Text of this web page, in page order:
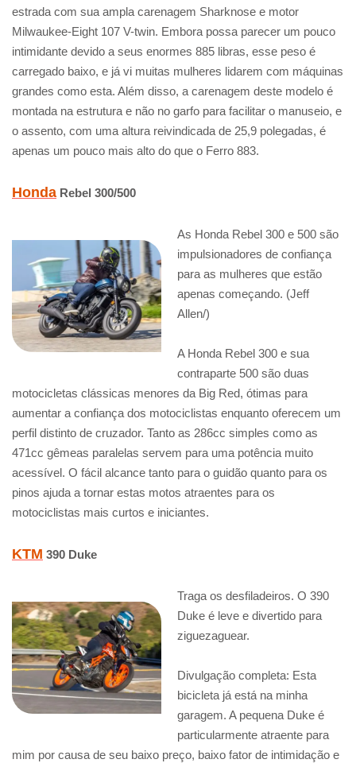
estrada com sua ampla carenagem Sharknose e motor
Milwaukee-Eight 107 V-twin. Embora possa parecer um pouco
intimidante devido a seus enormes 885 libras, esse peso é
carregado baixo, e já vi muitas mulheres lidarem com máquinas
grandes como esta. Além disso, a carenagem deste modelo é
montada na estrutura e não no garfo para facilitar o manuseio, e
o assento, com uma altura reivindicada de 25,9 polegadas, é
apenas um pouco mais alto do que o Ferro 883.
Honda Rebel 300/500
As Honda Rebel 300 e 500 são
impulsionadores de confiança
para as mulheres que estão
apenas começando. (Jeff
Allen/)
A Honda Rebel 300 e sua
contraparte 500 são duas
motocicletas clássicas menores da Big Red, ótimas para
aumentar a confiança dos motociclistas enquanto oferecem um
perfil distinto de cruzador. Tanto as 286cc simples como as
471cc gêmeas paralelas servem para uma potência muito
acessível. O fácil alcance tanto para o guidão quanto para os
pinos ajuda a tornar estas motos atraentes para os
motociclistas mais curtos e iniciantes.
KTM 390 Duke
Traga os desfiladeiros. O 390
Duke é leve e divertido para
ziguezaguear.
Divulgação completa: Esta
bicicleta já está na minha
garagem. A pequena Duke é
particularmente atraente para
mim por causa de seu baixo preço, baixo fator de intimidação e